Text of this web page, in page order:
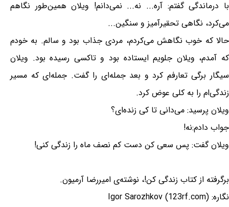
با درماندگی گفتم: آره... نه... نمی‌دانم! ویلان همین‌طور نگاهم
می‌کرد، نگاهی تحقیرآمیز و سنگین...
حالا که خوب نگاهش می‌کردم، مردی جذاب بود و سالم. به خودم
که آمدم، ویلان جلویم ایستاده بود و تاکسی رسیده بود. ویلان
سیگار برگی تعارفم کرد و بعد جمله‌ای را گفت. جمله‌ای که مسیر
زندگی‌ام را به کلی عوض کرد.
ویلان پرسید: می‌دانی تا کی زنده‌ای؟
جواب دادم:نه!
ویلان گفت: پس سعی کن دست کم نصف ماه را زندگی کنی!
برگرفته از کتاب زندگی کن!، نوشته‌ی امیررضا آرمیون.
نگاره: Igor Sarozhkov (123rf.com)